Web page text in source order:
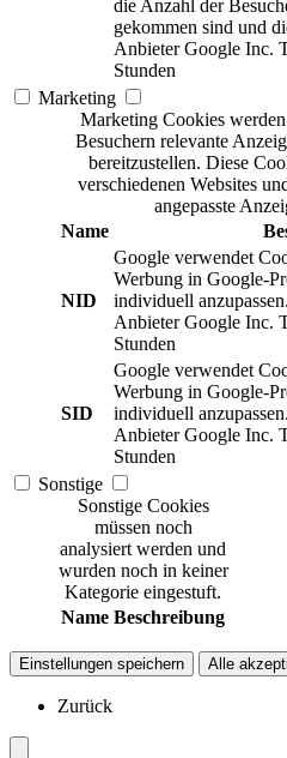
die Anzahl der
gekommen sind und
Anbieter Google Inc.
Stunden
Marketing
Marketing Cookies
Besuchern relevante
bereitzustellen. Diese
verschiedenen Websites
angepasste
Name
NID
Google verwendet
Werbung in Google-
individuell anzupassen.
Anbieter Google Inc.
Stunden
SID
Google verwendet
Werbung in Google-
individuell anzupassen.
Anbieter Google Inc.
Stunden
Sonstige
Sonstige Cookies
müssen noch
analysiert werden und
wurden noch in keiner
Kategorie eingestuft.
Name Beschreibung
Einstellungen speichern Alle
Zurück